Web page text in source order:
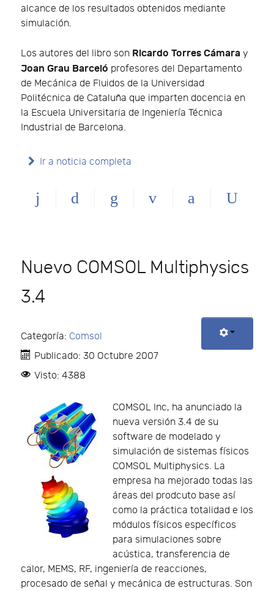
alcance de los resultados obtenidos mediante
simulación.
Los autores del libro son Ricardo Torres Cámara y
Joan Grau Barceló profesores del Departamento
de Mecánica de Fluidos de la Universidad
Politécnica de Cataluña que imparten docencia en
la Escuela Universitaria de Ingeniería Técnica
Industrial de Barcelona.
Ir a noticia completa
Nuevo COMSOL Multiphysics
3.4
Categoría: Comsol
Publicado: 30 Octubre 2007
Visto: 4388
COMSOL Inc, ha anunciado la
nueva versión 3.4 de su
software de modelado y
simulación de sistemas físicos
COMSOL Multiphysics. La
empresa ha mejorado todas las
áreas del prodcuto base así
como la práctica totalidad e los
módulos físicos específicos
para simulaciones sobre
acústica, transferencia de
calor, MEMS, RF, ingeniería de reacciones,
procesado de señal y mecánica de estructuras. Son